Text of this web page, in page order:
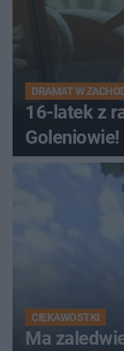
DRAMAT W
16-latek z
CIEKAWOSTKI
Ma